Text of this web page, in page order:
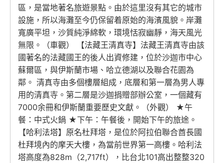
區，是當地著名旅遊景點。由於這里沒有其它的城市
設施，所以海灘至今仍保留着原始的海濱風貌。岸灘
寬廣平坦，沙質純淨綿軟，環境恬寂幽靜，海天風光
無限。（車觀） 【法藏王清真寺】法藏王清真寺由該
國著名的法藏國王的後人出資修建，位於沙迦市中心
蘇爾區，與伊斯蘭市場、哈立德湖以及聯合花園為
鄰。 清真寺由多個樓層組成，底層和第一層為男人專
用的清真寺。第二層是沙迦捐贈部辦公室，一個藏有
7000余冊和伊斯蘭重要歷史文獻。（外觀） ★午
餐：中式火鍋 ★下午：午餐後，開始下午的旅途。
【哈利法塔】原名杜拜塔，是位於阿拉伯聯合酋長國
杜拜境內的摩天大樓，為當前世界第一高樓。哈利法
塔高度為828m（2,717ft），比台北101高出整整320